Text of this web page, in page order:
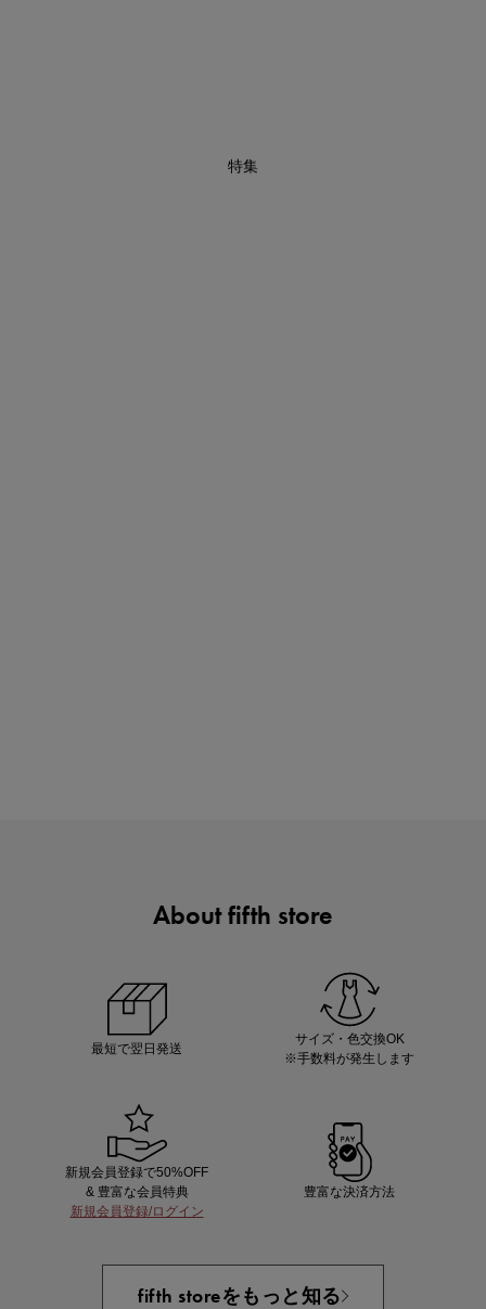
特集
About fifth store
最短で翌日発送
サイズ・色交換OK
※手数料が発生します
新規会員登録で50%OFF
& 豊富な会員特典
新規会員登録/ログイン
豊富な決済方法
fifth storeをもっと知る